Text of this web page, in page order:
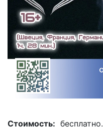
Стоимость: бесплатно.